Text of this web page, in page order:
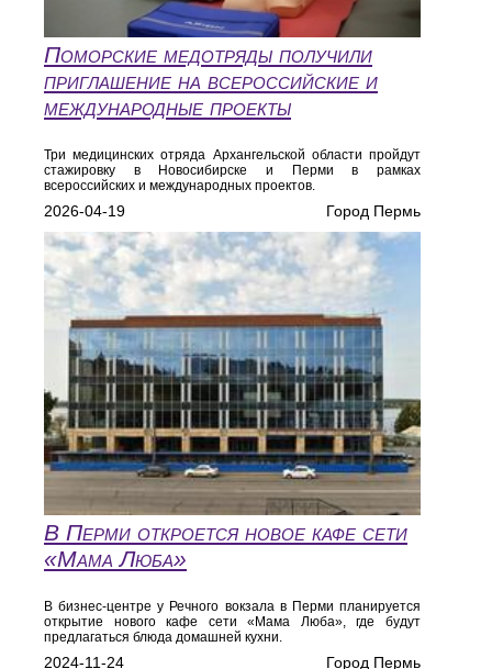
Поморские медотряды получили
приглашение на всероссийские и
международные проекты
Три медицинских отряда Архангельской области пройдут
стажировку в Новосибирске и Перми в рамках
всероссийских и международных проектов.
2026-04-19 Город Пермь
В Перми откроется новое кафе сети
«Мама Люба»
В бизнес-центре у Речного вокзала в Перми планируется
открытие нового кафе сети «Мама Люба», где будут
предлагаться блюда домашней кухни.
2024-11-24 Город Пермь